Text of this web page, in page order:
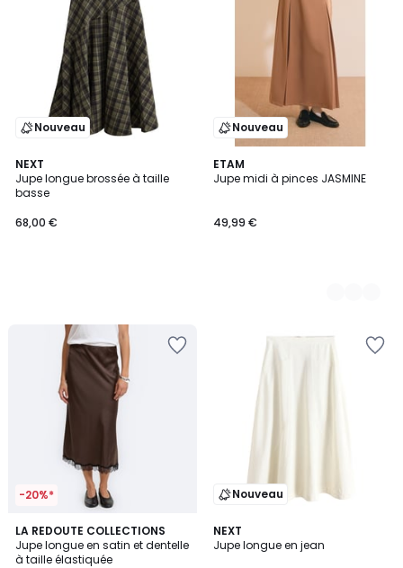
Nouveau
NEXT
Jupe longue brossée à taille
basse
68,00 €
Nouveau
ETAM
Jupe midi à pinces JASMINE
49,99 €
3
Couleurs
-20%*
LA REDOUTE COLLECTIONS
Jupe longue en satin et dentelle
à taille élastiquée
Nouveau
NEXT
Jupe longue en jean